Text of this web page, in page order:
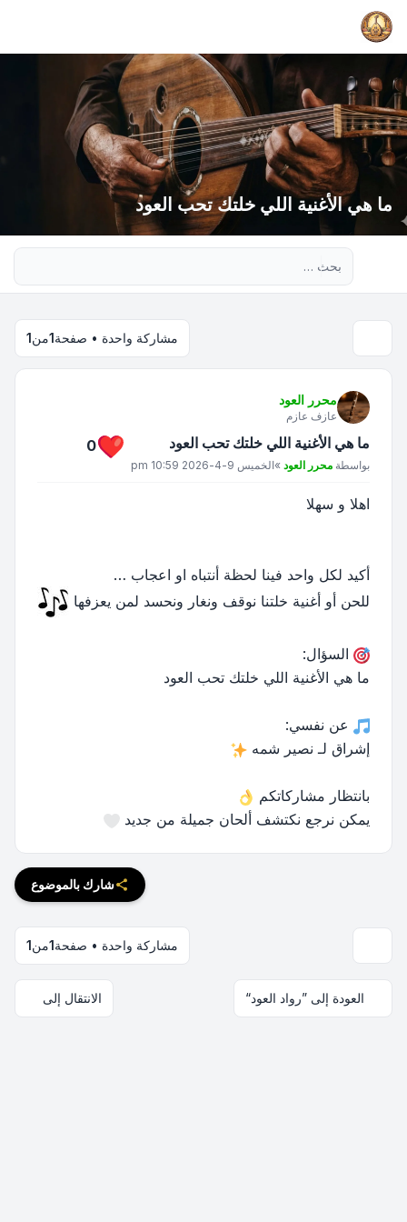
ما هي الأغنية اللي خلتك تحب العود
مشاركة واحدة • صفحة1من1
محرر العود
عازف عازم
ما هي الأغنية اللي خلتك تحب العود
مشاركة
بواسطة محرر العود »الخميس 9-4-2026 10:59 pm
0
اهلا و سهلا
أكيد لكل واحد فينا لحظة أنتباه او اعجاب …
للحن أو أغنية خلتنا نوقف ونغار ونحسد لمن يعزفها
السؤال:
ما هي الأغنية اللي خلتك تحب العود
عن نفسي:
إشراق لـ نصير شمه
بانتظار مشاركاتكم
يمكن نرجع نكتشف ألحان جميلة من جديد
شارك بالموضوع
مشاركة واحدة • صفحة1من1
العودة إلى ”رواد العود“ الانتقال إلى